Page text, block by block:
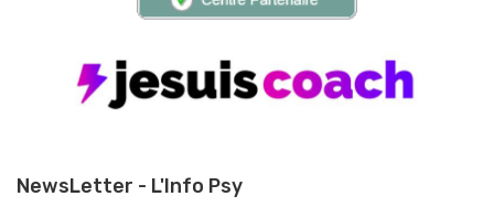
NewsLetter - L'Info Psy